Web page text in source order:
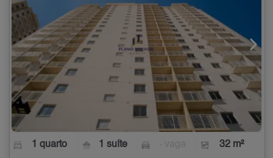
1 quarto 1 suíte 32 m²